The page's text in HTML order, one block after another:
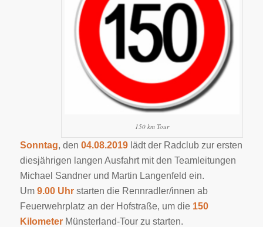
150 km Tour
Sonntag, den 04.08.2019lädt der Radclub zur ersten
diesjährigen langen Ausfahrt mit den Teamleitungen
Michael Sandner und Martin Langenfeld ein.
Um 9.00 Uhrstarten die Rennradler/innen ab
Feuerwehrplatz an der Hofstraße, um die 150
KilometerMünsterland-Tour zu starten.